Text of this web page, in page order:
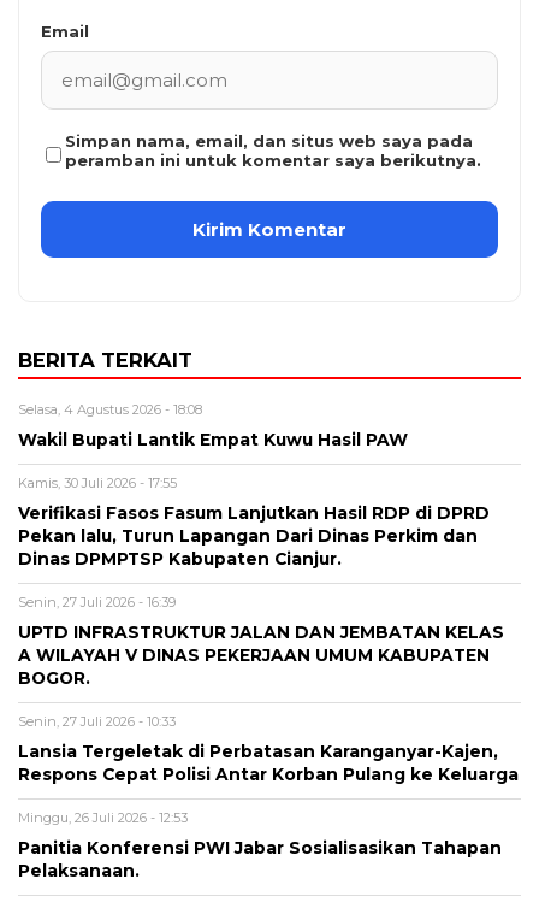
Email
Simpan nama, email, dan situs web saya pada
peramban ini untuk komentar saya berikutnya.
BERITA TERKAIT
Selasa, 4 Agustus 2026 - 18:08
Wakil Bupati Lantik Empat Kuwu Hasil PAW
Kamis, 30 Juli 2026 - 17:55
Verifikasi Fasos Fasum Lanjutkan Hasil RDP di DPRD
Pekan lalu, Turun Lapangan Dari Dinas Perkim dan
Dinas DPMPTSP Kabupaten Cianjur.
Senin, 27 Juli 2026 - 16:39
UPTD INFRASTRUKTUR JALAN DAN JEMBATAN KELAS
A WILAYAH V DINAS PEKERJAAN UMUM KABUPATEN
BOGOR.
Senin, 27 Juli 2026 - 10:33
Lansia Tergeletak di Perbatasan Karanganyar-Kajen,
Respons Cepat Polisi Antar Korban Pulang ke Keluarga
Minggu, 26 Juli 2026 - 12:53
Panitia Konferensi PWI Jabar Sosialisasikan Tahapan
Pelaksanaan.